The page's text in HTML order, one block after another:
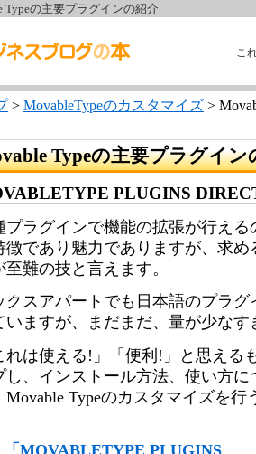
Typeの主要プラグインの紹介
こ
> MovableTypeのカスタマイズ >
Typeの主要プラグイン
PLUGINS
プラグインで機能の拡張が行える
徴であり魅力でありますが、求
至難の技と言えます。
クスアパートでも日本語のプラ
いますが、まだまだ、量が少な
れは使える!」「便利!」と思える
し、インストール方法、使い方
Movable Typeのカスタマイズを